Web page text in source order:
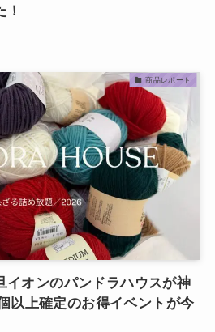
商品レポート
イオンのパンドラハウスが神
以上確定のお得イベントが今